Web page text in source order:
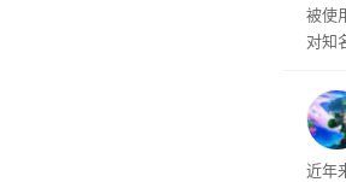
被使
对知
近年